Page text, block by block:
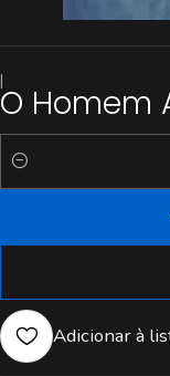
|
O Homem
Quantidade
Adicionar à